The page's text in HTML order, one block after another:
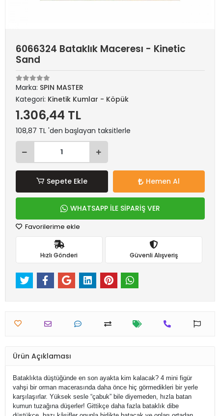
6066324 Bataklık Maceresı - Kinetic
Sand
Marka: SPIN MASTER
Kategori: Kinetik Kumlar - Köpük
1.306,44 TL
108,87 TL 'den başlayan taksitlerle
Sepete Ekle Hemen Al
WHATSAPP İLE SİPARİŞ VER
Favorilerime ekle
Hızlı Gönderi Güvenli Alışveriş
Ürün Açıklaması
Bataklıkta düştüğünde en son ayakta kim kalacak? 4 mini figür
vahşi bir orman macerasında daha önce hiç görmedikleri bir yerle
karşılaşırlar. Yüksek sesle “çabuk” bile diyemeden, hızla batan
kumun tuzağına düşerler! Gittikçe daha fazla bataklık dibe